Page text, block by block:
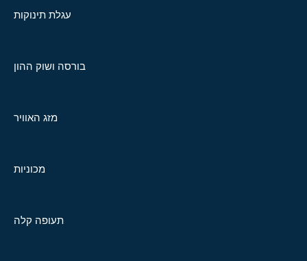
עגלת תינוקות
בורסה ושוק ההון
מזג האוויר
מכוניות
תעופה קלה